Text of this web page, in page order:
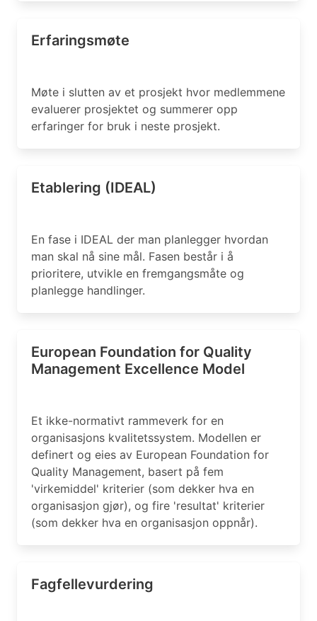
Erfaringsmøte
Møte i slutten av et prosjekt hvor medlemmene
evaluerer prosjektet og summerer opp
erfaringer for bruk i neste prosjekt.
Etablering (IDEAL)
En fase i IDEAL der man planlegger hvordan
man skal nå sine mål. Fasen består i å
prioritere, utvikle en fremgangsmåte og
planlegge handlinger.
European Foundation for Quality
Management Excellence Model
Et ikke-normativt rammeverk for en
organisasjons kvalitetssystem. Modellen er
definert og eies av European Foundation for
Quality Management, basert på fem
'virkemiddel' kriterier (som dekker hva en
organisasjon gjør), og fire 'resultat' kriterier
(som dekker hva en organisasjon oppnår).
Fagfellevurdering